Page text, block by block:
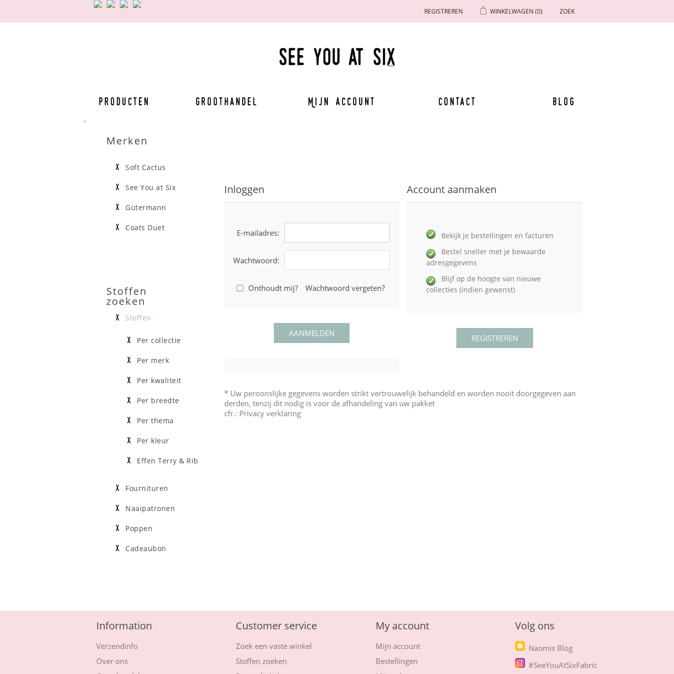
REGISTREREN WINKELWAGEN (0) ZOEK
Producten Groothandel Mijn account Contact Blog
Inloggen
E-mailadres:
Wachtwoord:
Onthoudt mij? Wachtwoord vergeten?
Account aanmaken
Bekijk je bestellingen en facturen
Bestel sneller met je bewaarde
adresgegevens
Blijf op de hoogte van nieuwe
collecties (indien gewenst)
* Uw peroonslijke gegevens worden strikt vertrouwelijk behandeld en worden nooit doorgegeven aan
derden, tenzij dit nodig is voor de afhandeling van uw pakket
cfr.: Privacy verklaring
Merken
Soft Cactus
See You at Six
Gütermann
Coats Duet
Stoffen
zoeken
Stoffen
Per collectie
Per merk
Per kwaliteit
Per breedte
Per thema
Per kleur
Effen Terry & Rib
Fournituren
Naaipatronen
Poppen
Cadeaubon
Information
Verzendinfo
Over ons
Customer service
Zoek een vaste winkel
Stoffen zoeken
My account
Mijn account
Bestellingen
Volg ons
Naomis Blog
#SeeYouAtSixFabric